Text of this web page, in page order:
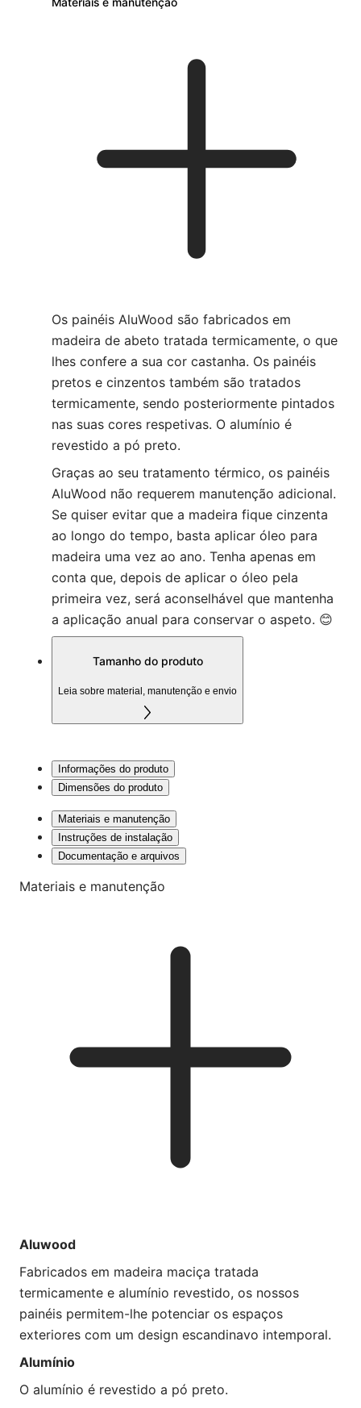
Os painéis AluWood são fabricados em
madeira de abeto tratada termicamente, o que
lhes confere a sua cor castanha. Os painéis
pretos e cinzentos também são tratados
termicamente, sendo posteriormente pintados
nas suas cores respetivas. O alumínio é
revestido a pó preto.
Graças ao seu tratamento térmico, os painéis
AluWood não requerem manutenção adicional.
Se quiser evitar que a madeira fique cinzenta
ao longo do tempo, basta aplicar óleo para
madeira uma vez ao ano. Tenha apenas em
conta que, depois de aplicar o óleo pela
primeira vez, será aconselhável que mantenha
a aplicação anual para conservar o aspeto. 😊
Tamanho do produto
Leia sobre material, manutenção e envio
Informações do produto
Dimensões do produto
Materiais e manutenção
Instruções de instalação
Documentação e arquivos
Materiais e manutenção
Aluwood
Fabricados em madeira maciça tratada
termicamente e alumínio revestido, os nossos
painéis permitem-lhe potenciar os espaços
exteriores com um design escandinavo intemporal.
Alumínio
O alumínio é revestido a pó preto.